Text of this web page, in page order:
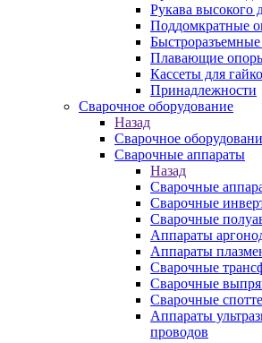
Рукава высокого
Поддомкратные
Плавающие
Кассеты для
Принадлежности
Сварочное оборудование
Назад
Сварочное
Сварочные аппараты
Назад
Сварочные
Сварочные
Сварочные
Аппараты
Аппараты
Сварочные
Сварочные
Сварочные
Аппараты
проводов